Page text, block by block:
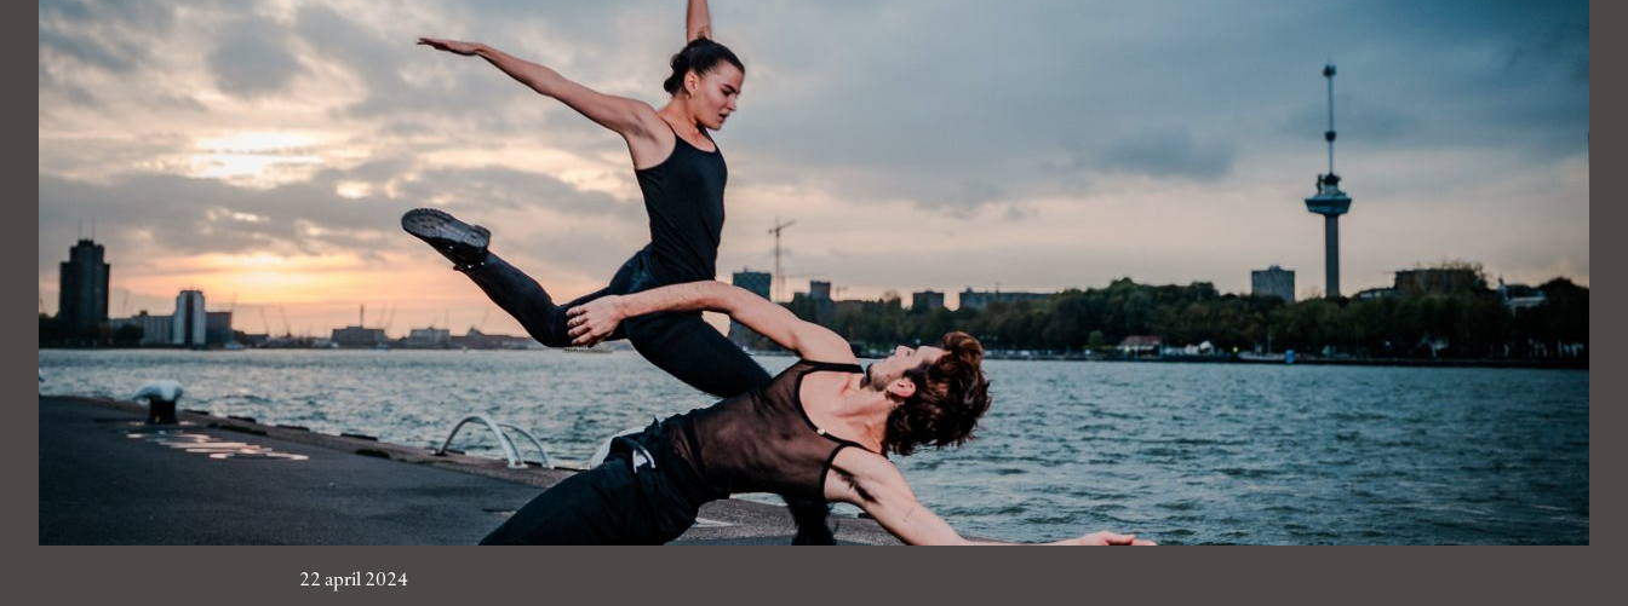
22 april 2024